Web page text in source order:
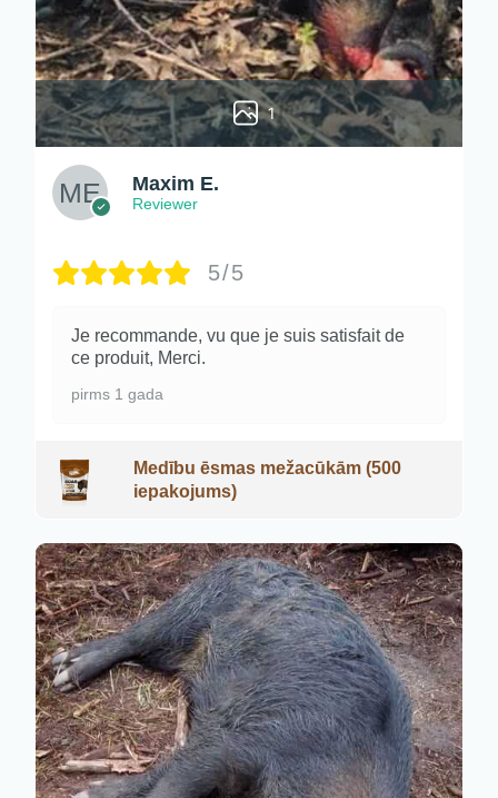
1
Maxim E.
Reviewer
5/5
Je recommande, vu que je suis satisfait de
ce produit, Merci.
pirms 1 gada
Medību ēsmas mežacūkām (500
iepakojums)